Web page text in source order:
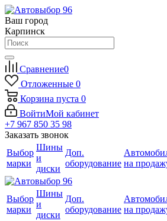
Ваш город
Карпинск
Сравнение0
Отложенные 0
Корзина пуста 0
ВойтиМой кабинет
+7 967 850 35 98
Заказать звонок
Выбор
марки
Шины
и
диски
Доп.
оборудование на
Выбор
марки
Шины
и
диски
Доп.
оборудование на